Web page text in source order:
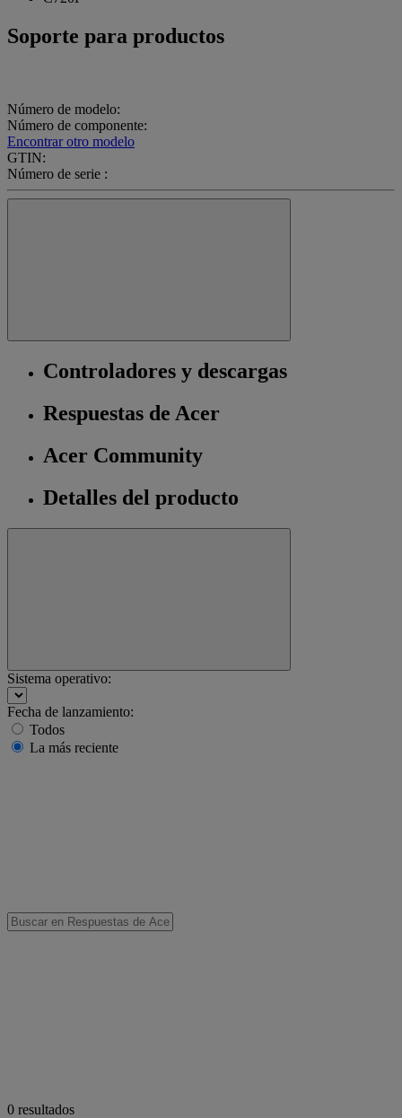
Soporte para productos
Número de modelo:
Número de componente:
Encontrar otro modelo
GTIN:
Número de serie :
Controladores y descargas
Respuestas de Acer
Acer Community
Detalles del producto
Sistema operativo:
Fecha de lanzamiento:
Todos
La más reciente
0 resultados